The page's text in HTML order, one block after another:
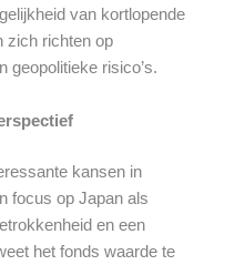
van kortlopende
zich richten op
geopolitieke risico’s.
kansen in
focus op Japan als
en een
het fonds waarde te